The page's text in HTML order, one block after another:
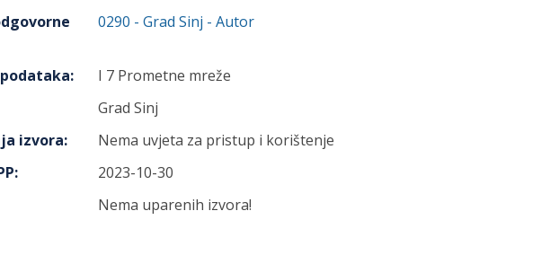
0290 - Grad Sinj - Autor
:
I 7 Prometne mreže
Grad Sinj
izvora:
Nema uvjeta za pristup i korištenje
:
2023-10-30
Nema uparenih izvora!